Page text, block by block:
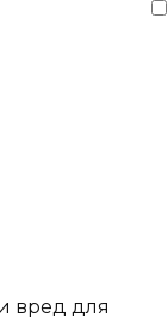
вред для